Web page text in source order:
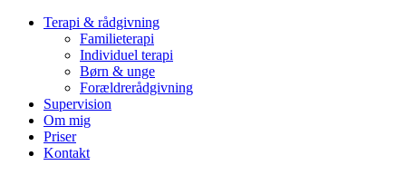
Terapi & rådgivning
Familieterapi
Individuel terapi
Børn & unge
Forældrerådgivning
Supervision
Om mig
Priser
Kontakt